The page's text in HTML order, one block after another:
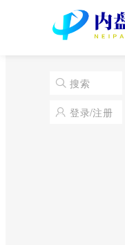
搜索
登录/注册